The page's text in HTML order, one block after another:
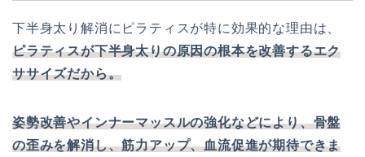
下半身太り解消にピラティスが特に効果的な理由は、
ピラティスが下半身太りの原因の根本を改善するエク
ササイズだから。
姿勢改善やインナーマッスルの強化などにより、骨盤
の歪みを解消し、筋力アップ、血流促進が期待できま